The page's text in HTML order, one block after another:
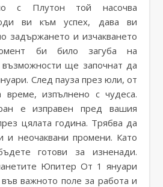
с Плутон той насочва
ви към успех, дава ви
задържането и изчакването
би било загуба на
ще започнат да
След пауза през юли, от
време, изпълнено с чудеса.
е изправен пред вашия
цялата година. Трябва да
и неочаквани промени. Като
готови за изненади.
Юпитер От 1 януари
важното поле за работа и